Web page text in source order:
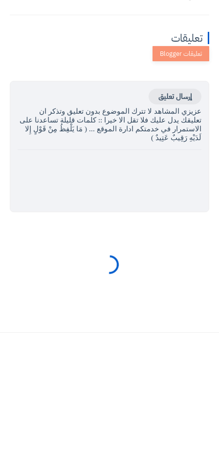
تعليقات
إرسال تعليق
عزيزي المشاهد لا تترك الموضوع بدون تعليق وتذكر ان
تعليقك يدل عليك فلا تقل الا خيرا :: كلمات قليلة تساعدنا على
الاستمرار في خدمتكم ادارة الموقع ... ( مَا يَلْفِظُ مِنْ قَوْلٍ إِلا
لَدَيْهِ رَقِيبٌ عَتِيدٌ )